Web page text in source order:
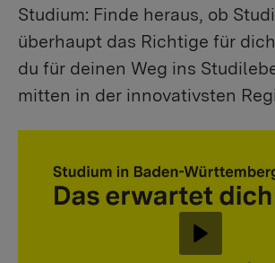
Studium: Finde heraus, ob
überhaupt das Richtige für
du für deinen Weg ins
mitten in der innovativsten
Abspielen